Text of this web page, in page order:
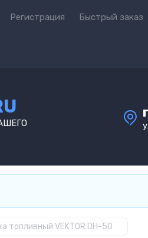
Регистрация Быстрый заказ
топливный VEKTOR DH-50